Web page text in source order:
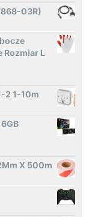
03R)
Rozmiar L
2 1-10m
X 500m